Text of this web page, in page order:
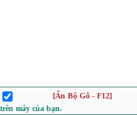
[Ẩn Bộ Gõ - F12]
máy của bạn.